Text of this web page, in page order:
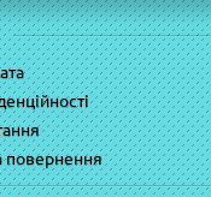
повернення